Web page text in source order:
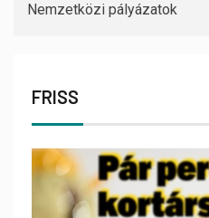
Nemzetközi pályázatok
FRISS